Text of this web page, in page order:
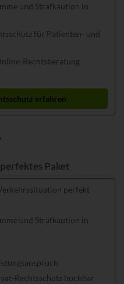
und Strafkaution in
für Patienten- und
Rechtsberatung
erfahren
Paket
perfekt
und Strafkaution in
Rechtsschutz buchbar